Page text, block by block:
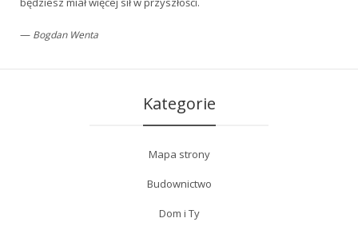
— Bogdan Wenta
Kategorie
Mapa strony
Budownictwo
Dom i Ty